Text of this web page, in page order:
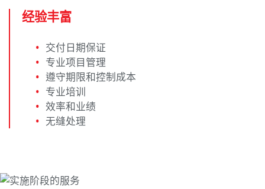
经验丰富
交付日期保证
专业项目管理
遵守期限和控制成本
专业培训
效率和业绩
无缝处理